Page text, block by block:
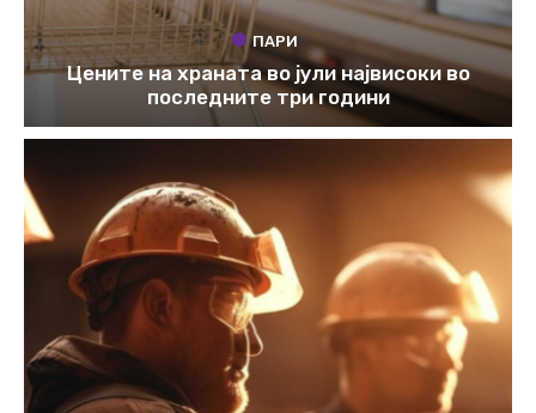
ПАРИ
Цените на храната во јули највисоки во
последните три години